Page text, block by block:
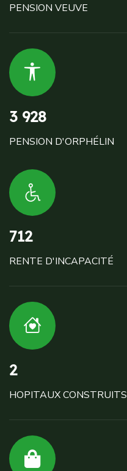
PENSION VEUVE
3 928
PENSION D'ORPHÉLIN
712
RENTE D'INCAPACITÉ
2
HOPITAUX CONSTRUITS